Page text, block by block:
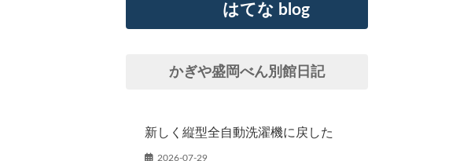
はてな blog
かぎや盛岡べん別館日記
新しく縦型全自動洗濯機に戻した
2026-07-29